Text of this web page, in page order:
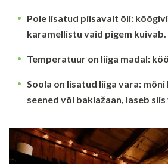
Pole lisatud piisavalt õli:
karamellistu vaid pigem kuivab.
Temperatuur on liiga madal:
Soola on lisatud liiga vara: mõni
seened või baklažaan, laseb